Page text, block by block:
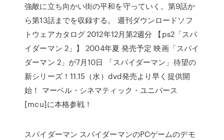
強敵に立ち向かい街の平和を守っていく。第9話か
ら第13話までを収録する。 週刊ダウンロードソフ
トウェアカタログ 2012年12月第2週分 【ps2「スパ
イダーマン 2」】 2004年夏 発売予定 映画「スパイ
ダーマン 2」が7月10日 「スパイダーマン」待望の
新シリーズ！11.15（水）dvd発売より早く提供開
始！ マーベル・シネマティック・ユニバース
[mcu]に本格参戦！
スパイダーマン スパイダーマンのPCゲームのデモ